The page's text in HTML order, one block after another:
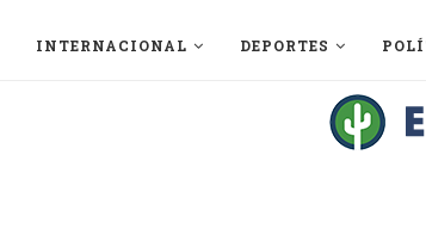
INTERNACIONAL DEPORTES